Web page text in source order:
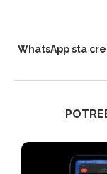
WhatsApp sta